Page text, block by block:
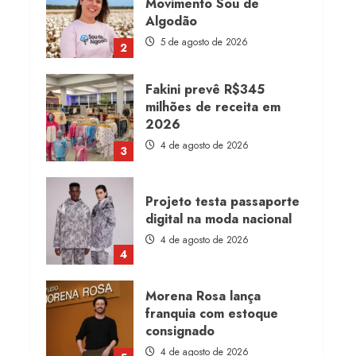
2
Movimento Sou de
Algodão
5 de agosto de 2026
3
Fakini prevê R$345
milhões de receita em
2026
4 de agosto de 2026
4
Projeto testa passaporte
digital na moda nacional
4 de agosto de 2026
Morena Rosa lança
franquia com estoque
consignado
4 de agosto de 2026